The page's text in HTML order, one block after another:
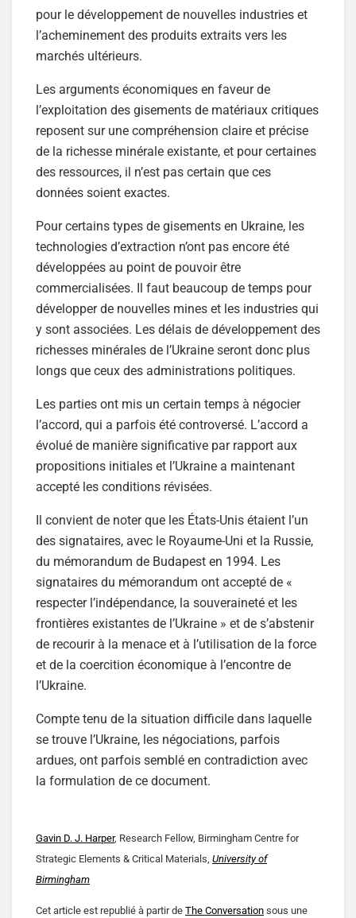
pour le développement de nouvelles industries et
l’acheminement des produits extraits vers les
marchés ultérieurs.
Les arguments économiques en faveur de
l’exploitation des gisements de matériaux critiques
reposent sur une compréhension claire et précise
de la richesse minérale existante, et pour certaines
des ressources, il n’est pas certain que ces
données soient exactes.
Pour certains types de gisements en Ukraine, les
technologies d’extraction n’ont pas encore été
développées au point de pouvoir être
commercialisées. Il faut beaucoup de temps pour
développer de nouvelles mines et les industries qui
y sont associées. Les délais de développement des
richesses minérales de l’Ukraine seront donc plus
longs que ceux des administrations politiques.
Les parties ont mis un certain temps à négocier
l’accord, qui a parfois été controversé. L’accord a
évolué de manière significative par rapport aux
propositions initiales et l’Ukraine a maintenant
accepté les conditions révisées.
Il convient de noter que les États-Unis étaient l’un
des signataires, avec le Royaume-Uni et la Russie,
du mémorandum de Budapest en 1994. Les
signataires du mémorandum ont accepté de «
respecter l’indépendance, la souveraineté et les
frontières existantes de l’Ukraine » et de s’abstenir
de recourir à la menace et à l’utilisation de la force
et de la coercition économique à l’encontre de
l’Ukraine.
Compte tenu de la situation difficile dans laquelle
se trouve l’Ukraine, les négociations, parfois
ardues, ont parfois semblé en contradiction avec
la formulation de ce document.
Gavin D. J. Harper, Research Fellow, Birmingham Centre for
Strategic Elements & Critical Materials, University of
Birmingham
Cet article est republié à partir de The Conversation sous une